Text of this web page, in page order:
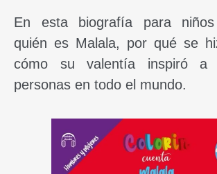
En esta biografía para niños
quién es Malala, por qué se
cómo su valentía inspiró a
personas en todo el mundo.